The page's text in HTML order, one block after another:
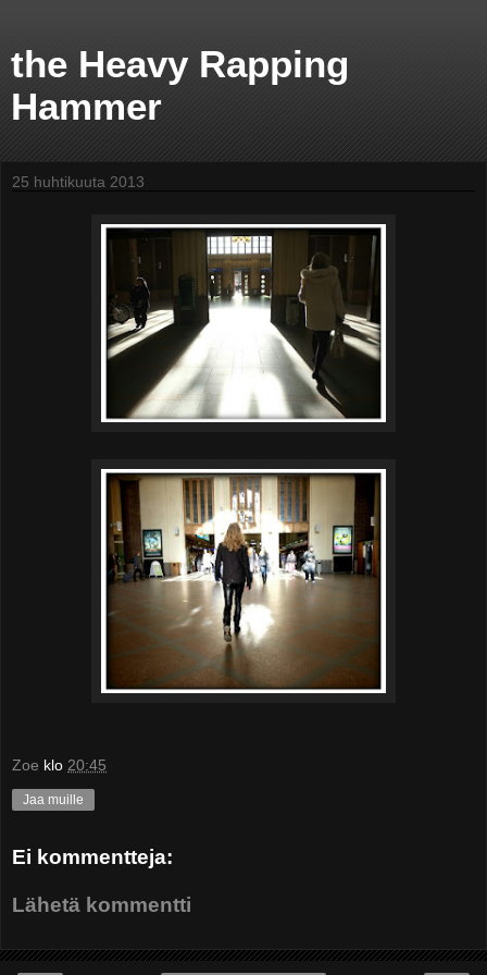
the Heavy Rapping
Hammer
25 huhtikuuta 2013
Zoe klo 20:45
Jaa muille
Ei kommentteja:
Lähetä kommentti